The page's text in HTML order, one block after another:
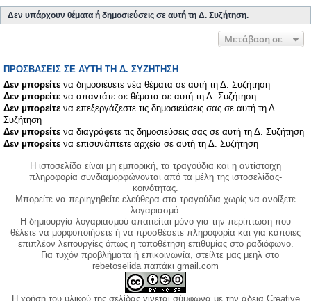
Δεν υπάρχουν θέματα ή δημοσιεύσεις σε αυτή τη Δ. Συζήτηση.
Μετάβαση σε
ΠΡΟΣΒΆΣΕΙΣ ΣΕ ΑΥΤΉ ΤΗ Δ. ΣΥΖΉΤΗΣΗ
Δεν μπορείτε να δημοσιεύετε νέα θέματα σε αυτή τη Δ. Συζήτηση
Δεν μπορείτε να απαντάτε σε θέματα σε αυτή τη Δ. Συζήτηση
Δεν μπορείτε να επεξεργάζεστε τις δημοσιεύσεις σας σε αυτή τη Δ.
Συζήτηση
Δεν μπορείτε να διαγράφετε τις δημοσιεύσεις σας σε αυτή τη Δ. Συζήτηση
Δεν μπορείτε να επισυνάπτετε αρχεία σε αυτή τη Δ. Συζήτηση
Η ιστοσελίδα είναι μη εμπορική, τα τραγούδια και η αντίστοιχη
πληροφορία συνδιαμορφώνονται από τα μέλη της ιστοσελίδας-
κοινότητας.
Μπορείτε να περιηγηθείτε ελεύθερα στα τραγούδια χωρίς να ανοίξετε
λογαριασμό.
Η δημιουργία λογαριασμού απαιτείται μόνο για την περίπτωση που
θέλετε να μορφοποιήσετε ή να προσθέσετε πληροφορία και για κάποιες
επιπλέον λειτουργίες όπως η τοποθέτηση επιθυμίας στο ραδιόφωνο.
Για τυχόν προβλήματα ή επικοινωνία, στείλτε μας μεηλ στο
rebetoselida παπάκι gmail.com
Η χρήση του υλικού της σελίδας γίνεται σύμφωνα με την άδεια Creative